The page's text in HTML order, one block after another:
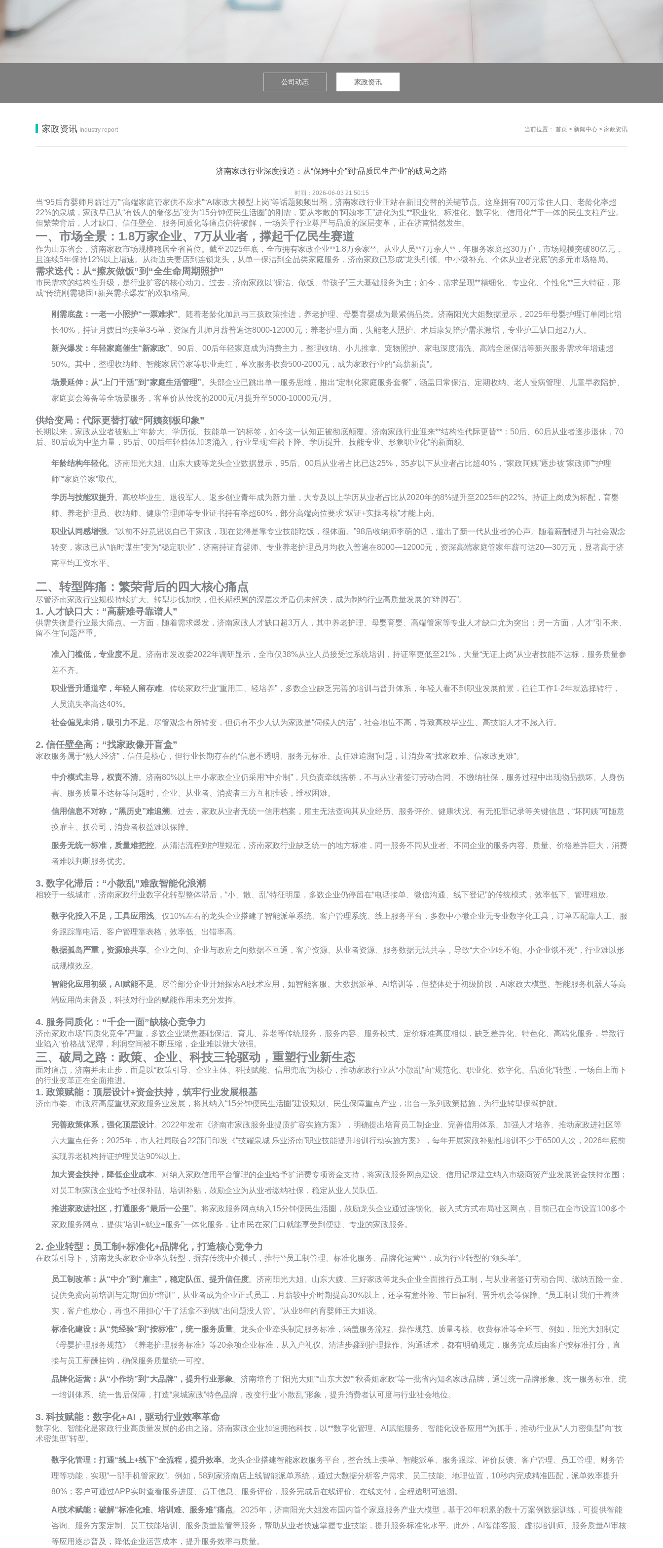
公司动态 家政资讯
家政资讯 Industry report 当前位置： 首页 > 新闻中心 > 家政资讯
济南家政行业深度报道：从“保姆中介”到“品质民生产业”的破局之路
时间：2026-06-03 21:50:15
当“95后育婴师月薪过万”“高端家庭管家供不应求”“AI家政大模型上岗”等话题频频出圈，济南家政行业正站在新旧交替的关键节点。这座拥有700万常住人口、老龄化率超
22%的泉城，家政早已从“有钱人的奢侈品”变为“15分钟便民生活圈”的刚需，更从零散的“阿姨零工”进化为集**职业化、标准化、数字化、信用化**于一体的民生支柱产业。
但繁荣背后，人才缺口、信任壁垒、服务同质化等痛点仍待破解，一场关乎行业尊严与品质的深层变革，正在济南悄然发生。
一、市场全景：1.8万家企业、7万从业者，撑起千亿民生赛道
作为山东省会，济南家政市场规模稳居全省首位。截至2025年底，全市拥有家政企业**1.8万余家**、从业人员**7万余人**，年服务家庭超30万户，市场规模突破80亿元，
且连续5年保持12%以上增速。从街边夫妻店到连锁龙头，从单一保洁到全品类家庭服务，济南家政已形成“龙头引领、中小微补充、个体从业者兜底”的多元市场格局。
需求迭代：从“擦灰做饭”到“全生命周期照护”
市民需求的结构性升级，是行业扩容的核心动力。过去，济南家政以“保洁、做饭、带孩子”三大基础服务为主；如今，需求呈现**精细化、专业化、个性化**三大特征，形
成“传统刚需稳固+新兴需求爆发”的双轨格局。
刚需底盘：一老一小照护“一票难求”。随着老龄化加剧与三孩政策推进，养老护理、母婴育婴成为最紧俏品类。济南阳光大姐数据显示，2025年母婴护理订单同比增
长40%，持证月嫂日均接单3-5单，资深育儿师月薪普遍达8000-12000元；养老护理方面，失能老人照护、术后康复陪护需求激增，专业护工缺口超2万人。
新兴爆发：年轻家庭催生“新家政”。90后、00后年轻家庭成为消费主力，整理收纳、小儿推拿、宠物照护、家电深度清洗、高端全屋保洁等新兴服务需求年增速超
50%。其中，整理收纳师、智能家居管家等职业走红，单次服务收费500-2000元，成为家政行业的“高薪新贵”。
场景延伸：从“上门干活”到“家庭生活管理”。头部企业已跳出单一服务思维，推出“定制化家庭服务套餐”，涵盖日常保洁、定期收纳、老人慢病管理、儿童早教陪护、
家庭宴会筹备等全场景服务，客单价从传统的2000元/月提升至5000-10000元/月。
供给变局：代际更替打破“阿姨刻板印象”
长期以来，家政从业者被贴上“年龄大、学历低、技能单一”的标签，如今这一认知正被彻底颠覆。济南家政行业迎来**结构性代际更替**：50后、60后从业者逐步退休，70
后、80后成为中坚力量，95后、00后年轻群体加速涌入，行业呈现“年龄下降、学历提升、技能专业、形象职业化”的新面貌。
年龄结构年轻化。济南阳光大姐、山东大嫂等龙头企业数据显示，95后、00后从业者占比已达25%，35岁以下从业者占比超40%，“家政阿姨”逐步被“家政师”“护理
师”“家庭管家”取代。
学历与技能双提升。高校毕业生、退役军人、返乡创业青年成为新力量，大专及以上学历从业者占比从2020年的8%提升至2025年的22%。持证上岗成为标配，育婴
师、养老护理员、收纳师、健康管理师等专业证书持有率超60%，部分高端岗位要求“双证+实操考核”才能上岗。
职业认同感增强。“以前不好意思说自己干家政，现在觉得是靠专业技能吃饭，很体面。”98后收纳师李萌的话，道出了新一代从业者的心声。随着薪酬提升与社会观念
转变，家政已从“临时谋生”变为“稳定职业”，济南持证育婴师、专业养老护理员月均收入普遍在8000—12000元，资深高端家庭管家年薪可达20—30万元，显著高于济
南平均工资水平。
二、转型阵痛：繁荣背后的四大核心痛点
尽管济南家政行业规模持续扩大、转型步伐加快，但长期积累的深层次矛盾仍未解决，成为制约行业高质量发展的“绊脚石”。
1. 人才缺口大：“高薪难寻靠谱人”
供需失衡是行业最大痛点。一方面，随着需求爆发，济南家政人才缺口超3万人，其中养老护理、母婴育婴、高端管家等专业人才缺口尤为突出；另一方面，人才“引不来、
留不住”问题严重。
准入门槛低，专业度不足 。济南市发改委2022年调研显示，全市仅38%从业人员接受过系统培训，持证率更低至21%，大量“无证上岗”从业者技能不达标，服务质量参
差不齐。
职业晋升通道窄，年轻人留存难。传统家政行业“重用工、轻培养”，多数企业缺乏完善的培训与晋升体系，年轻人看不到职业发展前景，往往工作1-2年就选择转行，
人员流失率高达40%。
社会偏见未消，吸引力不足 。尽管观念有所转变，但仍有不少人认为家政是“伺候人的活”，社会地位不高，导致高校毕业生、高技能人才不愿入行。
2. 信任壁垒高：“找家政像开盲盒”
家政服务属于“熟人经济”，信任是核心，但行业长期存在的“信息不透明、服务无标准、责任难追溯”问题，让消费者“找家政难、信家政更难”。
中介模式主导，权责不清。济南80%以上中小家政企业仍采用“中介制”，只负责牵线搭桥，不与从业者签订劳动合同、不缴纳社保，服务过程中出现物品损坏、人身伤
害、服务质量不达标等问题时，企业、从业者、消费者三方互相推诿，维权困难。
信用信息不对称，“黑历史”难追溯 。过去，家政从业者无统一信用档案，雇主无法查询其从业经历、服务评价、健康状况、有无犯罪记录等关键信息，“坏阿姨”可随意
换雇主、换公司，消费者权益难以保障。
服务无统一标准，质量难把控。从清洁流程到护理规范，济南家政行业缺乏统一的地方标准，同一服务不同从业者、不同企业的服务内容、质量、价格差异巨大，消费
者难以判断服务优劣。
3. 数字化滞后：“小散乱”难敌智能化浪潮
相较于一线城市，济南家政行业数字化转型整体滞后，“小、散、乱”特征明显，多数企业仍停留在“电话接单、微信沟通、线下登记”的传统模式，效率低下、管理粗放。
数字化投入不足，工具应用浅。仅10%左右的龙头企业搭建了智能派单系统、客户管理系统、线上服务平台，多数中小微企业无专业数字化工具，订单匹配靠人工、服
务跟踪靠电话、客户管理靠表格，效率低、出错率高。
数据孤岛严重，资源难共享。企业之间、企业与政府之间数据不互通，客户资源、从业者资源、服务数据无法共享，导致“大企业吃不饱、小企业饿不死”，行业难以形
成规模效应。
智能化应用初级，AI赋能不足 。尽管部分企业开始探索AI技术应用，如智能客服、大数据派单、AI培训等，但整体处于初级阶段，AI家政大模型、智能服务机器人等高
端应用尚未普及，科技对行业的赋能作用未充分发挥。
4. 服务同质化：“千企一面”缺核心竞争力
济南家政市场“同质化竞争”严重，多数企业聚焦基础保洁、育儿、养老等传统服务，服务内容、服务模式、定价标准高度相似，缺乏差异化、特色化、高端化服务，导致行
业陷入“价格战”泥潭，利润空间被不断压缩，企业难以做大做强。
三、破局之路：政策、企业、科技三轮驱动，重塑行业新生态
面对痛点，济南并未止步，而是以“政策引导、企业主体、科技赋能、信用兜底”为核心，推动家政行业从“小散乱”向“规范化、职业化、数字化、品质化”转型，一场自上而下
的行业变革正在全面推进。
1. 政策赋能：顶层设计+资金扶持，筑牢行业发展根基
济南市委、市政府高度重视家政服务业发展，将其纳入“15分钟便民生活圈”建设规划、民生保障重点产业，出台一系列政策措施，为行业转型保驾护航。
完善政策体系，强化顶层设计。2022年发布《济南市家政服务业提质扩容实施方案》，明确提出培育员工制企业、完善信用体系、加强人才培养、推动家政进社区等
六大重点任务；2025年，市人社局联合22部门印发《“技耀泉城 乐业济南”职业技能提升培训行动实施方案》，每年开展家政补贴性培训不少于6500人次，2026年底前
实现养老机构持证护理员达90%以上。
加大资金扶持，降低企业成本。对纳入家政信用平台管理的企业给予扩消费专项资金支持，将家政服务网点建设、信用记录建立纳入市级商贸产业发展资金扶持范围；
对员工制家政企业给予社保补贴、培训补贴，鼓励企业为从业者缴纳社保，稳定从业人员队伍。
推进家政进社区，打通服务“最后一公里”。将家政服务网点纳入15分钟便民生活圈，鼓励龙头企业通过连锁化、嵌入式方式布局社区网点，目前已在全市设置100多个
家政服务网点，提供“培训+就业+服务”一体化服务，让市民在家门口就能享受到便捷、专业的家政服务。
2. 企业转型：员工制+标准化+品牌化，打造核心竞争力
在政策引导下，济南龙头家政企业率先转型，摒弃传统中介模式，推行**员工制管理、标准化服务、品牌化运营**，成为行业转型的“领头羊”。
员工制改革：从“中介”到“雇主”，稳定队伍、提升信任度。济南阳光大姐、山东大嫂、三好家政等龙头企业全面推行员工制，与从业者签订劳动合同、缴纳五险一金、
提供免费岗前培训与定期“回炉培训”，从业者成为企业正式员工，月薪较中介时期提高30%以上，还享有意外险、节日福利、晋升机会等保障。“员工制让我们干着踏
实，客户也放心，再也不用担心‘干了活拿不到钱’‘出问题没人管’。”从业8年的育婴师王大姐说。
标准化建设：从“凭经验”到“按标准”，统一服务质量。龙头企业牵头制定服务标准，涵盖服务流程、操作规范、质量考核、收费标准等全环节。例如，阳光大姐制定
《母婴护理服务规范》《养老护理服务标准》等20余项企业标准，从入户礼仪、清洁步骤到护理操作、沟通话术，都有明确规定，服务完成后由客户按标准打分，直
接与员工薪酬挂钩，确保服务质量统一可控。
品牌化运营：从“小作坊”到“大品牌”，提升行业形象 。济南培育了“阳光大姐”“山东大嫂”“秋香姐家政”等一批省内知名家政品牌，通过统一品牌形象、统一服务标准、统
一培训体系、统一售后保障，打造“泉城家政”特色品牌，改变行业“小散乱”形象，提升消费者认可度与行业社会地位。
3. 科技赋能：数字化+AI，驱动行业效率革命
数字化、智能化是家政行业高质量发展的必由之路。济南家政企业加速拥抱科技，以**数字化管理、AI赋能服务、智能化设备应用**为抓手，推动行业从“人力密集型”向“技
术密集型”转型。
数字化管理：打通“线上+线下”全流程，提升效率。龙头企业搭建智能家政服务平台，整合线上接单、智能派单、服务跟踪、评价反馈、客户管理、员工管理、财务管
理等功能，实现“一部手机管家政”。例如，58到家济南店上线智能派单系统，通过大数据分析客户需求、员工技能、地理位置，10秒内完成精准匹配，派单效率提升
80%；客户可通过APP实时查看服务进度、员工信息、服务评价，服务完成后在线评价、在线支付，全程透明可追溯。
AI技术赋能：破解“标准化难、培训难、服务难”痛点。2025年，济南阳光大姐发布国内首个家庭服务产业大模型，基于20年积累的数十万案例数据训练，可提供智能
咨询、服务方案定制、员工技能培训、服务质量监管等服务，帮助从业者快速掌握专业技能，提升服务标准化水平。此外，AI智能客服、虚拟培训师、服务质量AI审核
等应用逐步普及，降低企业运营成本，提升服务效率与质量。